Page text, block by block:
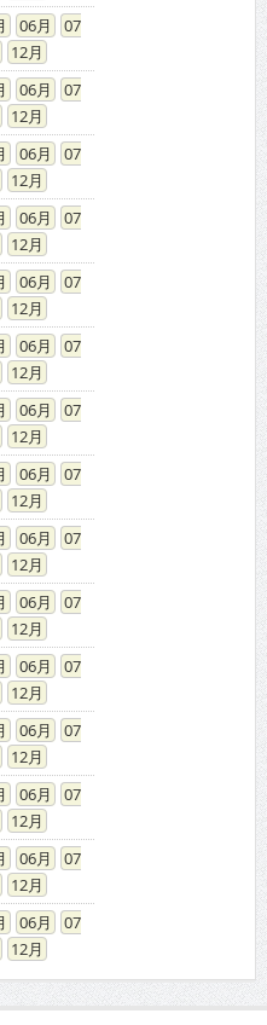
06
07
12
06
07
12
06
07
12
06
07
12
06
07
12
06
07
12
06
07
12
06
07
12
06
07
12
06
07
12
06
07
12
06
07
12
06
07
12
06
07
12
06
07
12